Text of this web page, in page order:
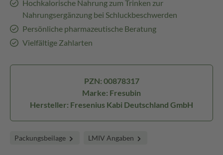
Hochkalorische Nahrung zum Trinken zur
Nahrungsergänzung bei Schluckbeschwerden
Persönliche pharmazeutische Beratung
Vielfältige Zahlarten
PZN: 00878317
Marke: Fresubin
Hersteller: Fresenius Kabi Deutschland GmbH
Packungsbeilage LMIV Angaben